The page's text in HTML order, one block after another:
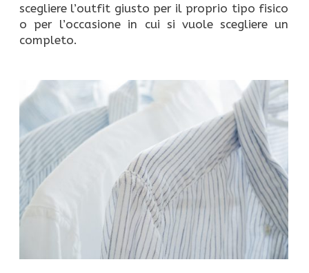
scegliere l’outfit giusto per il proprio tipo fisico
o per l’occasione in cui si vuole scegliere un
completo.